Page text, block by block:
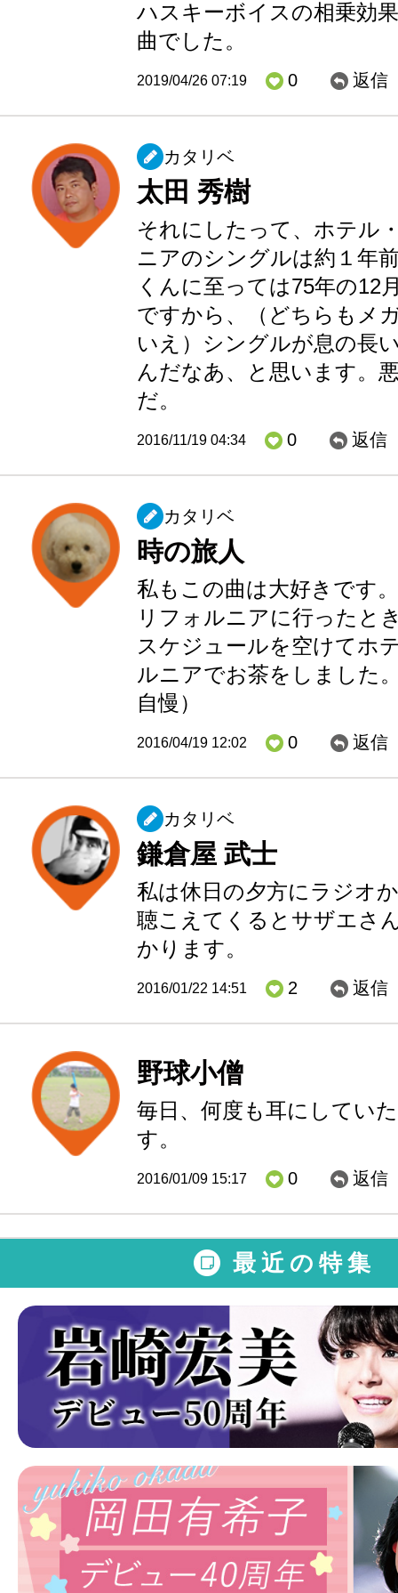
ハスキーボイスの相乗効
曲でした。
2019/04/26 07:19 0 返信
カタリベ
太田 秀樹
それにしたって、ホテル
ニアのシングルは約１年
くんに至っては75年の12
ですから、（どちらもメ
いえ）シングルが息の長
んだなあ、と思います。
だ。
2016/11/19 04:34 0 返信
カタリベ
時の旅人
私もこの曲は大好きです
リフォルニアに行ったと
スケジュールを空けてホ
ルニアでお茶をしました
自慢）
2016/04/19 12:02 0 返信
カタリベ
鎌倉屋 武士
私は休日の夕方にラジオ
聴こえてくるとサザエさ
かります。
2016/01/22 14:51 2 返信
野球小僧
毎日、何度も耳にしてい
す。
2016/01/09 15:17 0 返信
最近の特集